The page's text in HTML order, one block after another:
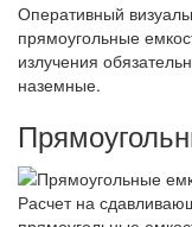
Оперативный
прямоугольные
излучения
наземные.
Расчет на